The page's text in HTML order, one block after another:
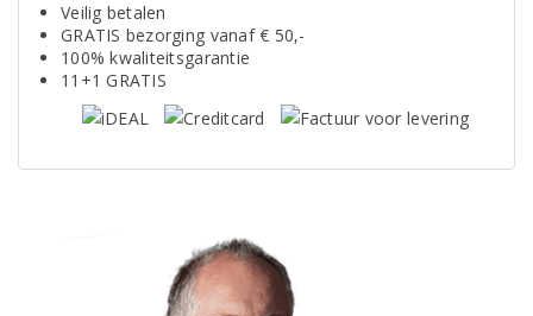
Veilig betalen
GRATIS bezorging vanaf € 50,-
100% kwaliteitsgarantie
11+1 GRATIS